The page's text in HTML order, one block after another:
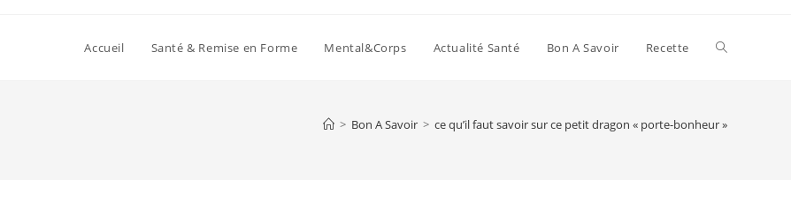
Accueil Santé & Remise en Forme Mental&Corps Actualité Santé Bon A Savoir Recette Toggle
> Bon A Savoir > ce qu’il faut savoir sur ce petit dragon « porte-bonheur »